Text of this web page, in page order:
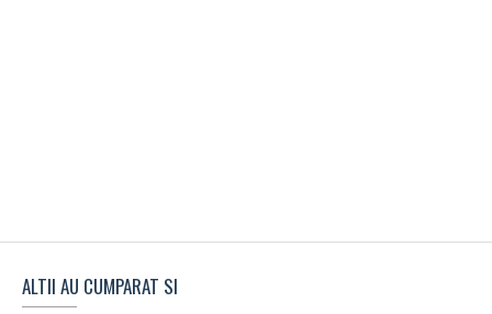
ALTII AU CUMPARAT SI